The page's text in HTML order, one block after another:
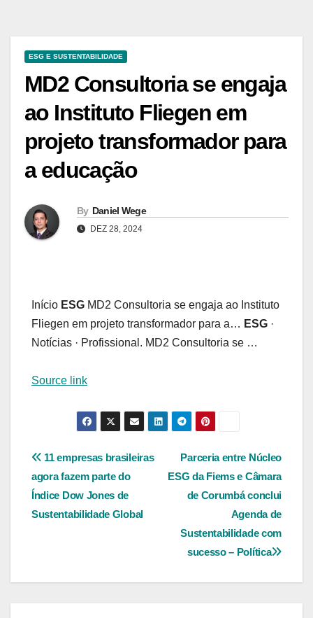
ESG E SUSTENTABILIDADE
MD2 Consultoria se engaja
ao Instituto Fliegen em
projeto transformador para
a educação
By Daniel Wege
DEZ 28, 2024
Início ESG MD2 Consultoria se engaja ao Instituto
Fliegen em projeto transformador para a… ESG ·
Notícias · Profissional. MD2 Consultoria se …
Source link
Navegação
de
Post
Parceria entre Núcleo
ESG da Fiems e Câmara
de Corumbá conclui
Agenda de
Sustentabilidade com
sucesso – Política
11 empresas brasileiras
agora fazem parte do
Índice Dow Jones de
Sustentabilidade Global